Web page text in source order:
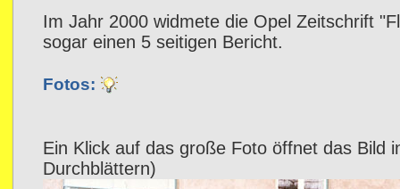
Im Jahr 2000 widmete die Opel Zeitschrift
sogar einen 5 seitigen Bericht.
Fotos:
Ein Klick auf das große Foto öffnet das Bild
Durchblättern)